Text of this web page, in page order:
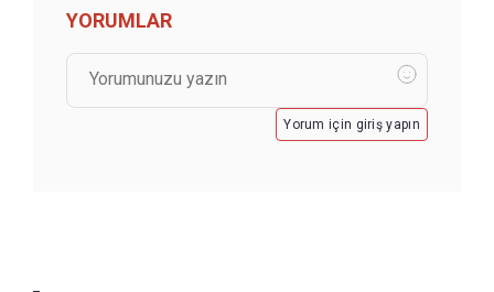
YORUMLAR
Yorum için giriş yapın